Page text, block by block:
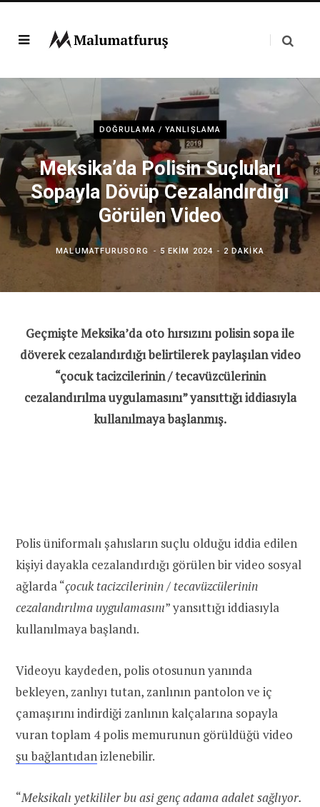
DOĞRULAMA / YANLIŞLAMA
Meksika’da Polisin Suçluları
Sopayla Dövüp Cezalandırdığı
Görülen Video
MALUMATFURUSORG 5 EKIM 2024 2 DAKIKA
Geçmişte Meksika’da oto hırsızını polisin sopa ile
döverek cezalandırdığı belirtilerek paylaşılan video
“çocuk tacizcilerinin / tecavüzcülerinin
cezalandırılma uygulamasını” yansıttığı iddiasıyla
kullanılmaya başlanmış.
Polis üniformalı şahısların suçlu olduğu iddia edilen
kişiyi dayakla cezalandırdığı görülen bir video sosyal
ağlarda “çocuk tacizcilerinin / tecavüzcülerinin
cezalandırılma uygulamasını” yansıttığı iddiasıyla
kullanılmaya başlandı.
Videoyu kaydeden, polis otosunun yanında
bekleyen, zanlıyı tutan, zanlının pantolon ve iç
çamaşırını indirdiği zanlının kalçalarına sopayla
vuran toplam 4 polis memurunun görüldüğü video
şu bağlantıdanizlenebilir.
“Meksikalı yetkililer bu asi genç adama adalet sağlıyor.